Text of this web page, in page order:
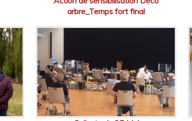
arbre_Temps fort final